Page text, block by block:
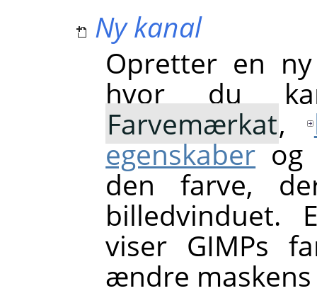
Ny kanal
Opretter en
hvor du
Farvemærkat,
egenskaber
den farve,
billedvinduet.
viser GIMPs
ændre